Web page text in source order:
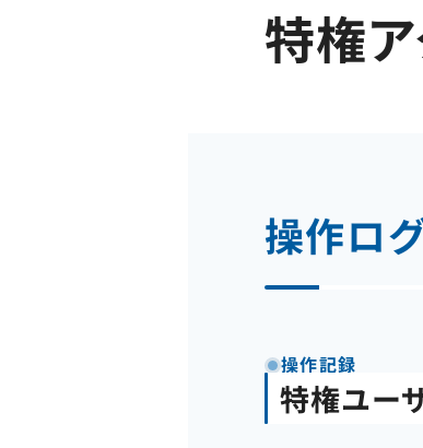
特権
操作ロ
操作記録
特権ユー